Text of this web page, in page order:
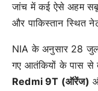
जांच में कई ऐसे अहम
और पाकिस्तान स्थित
NIA के अनुसार 28
गए आतंकियों के पास से
Redmi 9T (ऑरेंज)